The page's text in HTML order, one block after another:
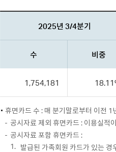
2025년 3/4분기
수 비중
1,754,181
휴면카드 수 : 매 분기말로부터 이전
공시자료 제외 휴면카드 : 이용실적
공시자료 포함 휴면카드 :
1. 발급된 가족회원 카드가 있는